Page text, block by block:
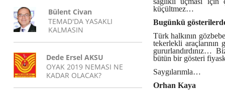
Bülent Civan
TEMAD'DA YASAKLI
KALMASIN
Dede Ersel AKSU
OYAK 2019 NEMASI NE
KADAR OLACAK?
küçültmez…
Bugünkü
Türk halkının
tekerlekli araçlarının
gururlandırdınız…
bütün bir gösteri
Saygılarımla…
Orhan Kaya